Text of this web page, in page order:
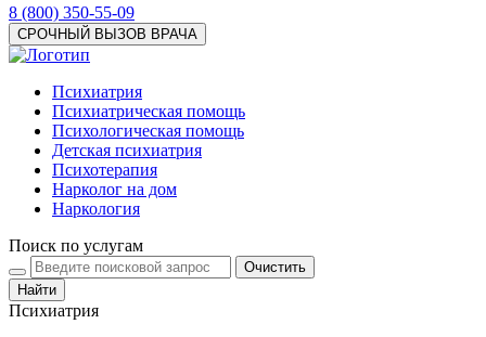
8 (800) 350-55-09
СРОЧНЫЙ ВЫЗОВ ВРАЧА
Психиатрия
Психиатрическая помощь
Психологическая помощь
Детская психиатрия
Психотерапия
Нарколог на дом
Наркология
Поиск по услугам
Очистить
Найти
Психиатрия